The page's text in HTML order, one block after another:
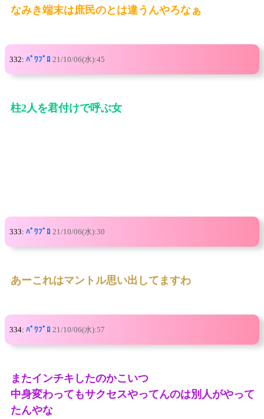
なみき端末は庶民のとは違うんやろなぁ
332: ﾊﾟﾜﾌﾟﾛ 21/10/06(水):45
柱2人を君付けで呼ぶ女
333: ﾊﾟﾜﾌﾟﾛ 21/10/06(水):30
あーこれはマントル思い出してますわ
334: ﾊﾟﾜﾌﾟﾛ 21/10/06(水):57
またインチキしたのかこいつ
中身変わってもサクセスやってんのは別人がやって
たんやな